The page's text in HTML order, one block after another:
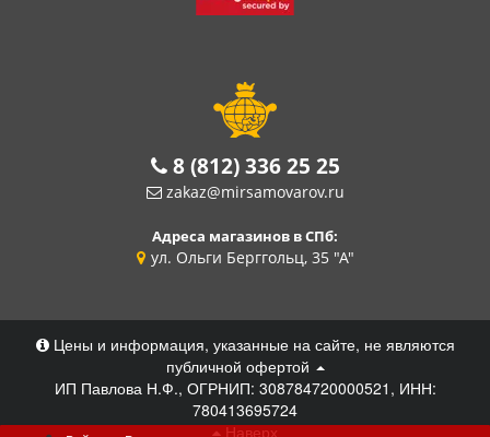
8 (812) 336 25 25
zakaz@mirsamovarov.ru
Адреса магазинов в СПб:
ул. Ольги Берггольц, 35 "А"
Цены и информация, указанные на сайте, не являются
публичной офертой
ИП Павлова Н.Ф., ОГРНИП: 308784720000521, ИНН:
780413695724
Наверх